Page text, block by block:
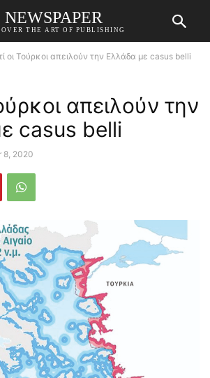
NEWSPAPER
THE ART OF PUBLISHING
οι Τούρκοι απειλούν την Ελλάδα με casus belli
απειλούν την
casus belli
8, 2020